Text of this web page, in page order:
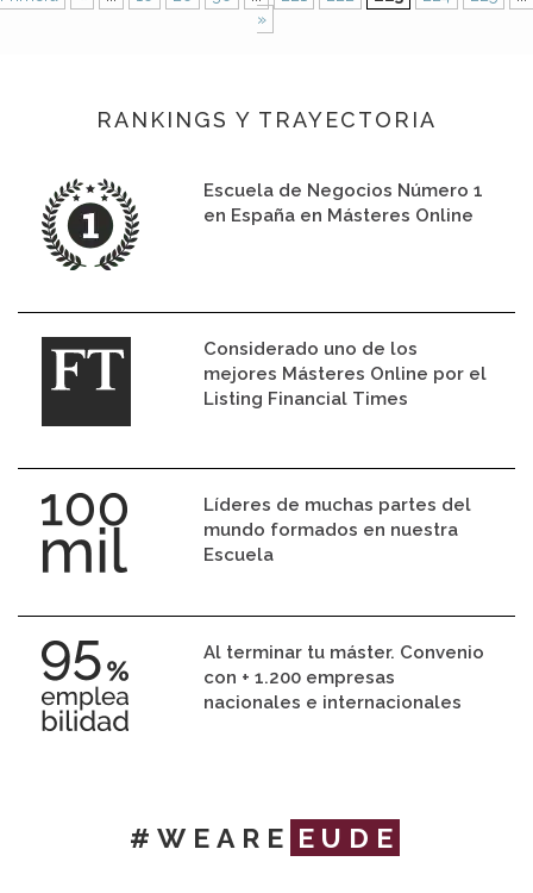
»
RANKINGS Y TRAYECTORIA
Escuela de Negocios Número 1
en España en Másteres Online
Considerado uno de los
mejores Másteres Online por el
Listing Financial Times
Líderes de muchas partes del
mundo formados en nuestra
Escuela
Al terminar tu máster. Convenio
con + 1.200 empresas
nacionales e internacionales
#WEARE EUDE